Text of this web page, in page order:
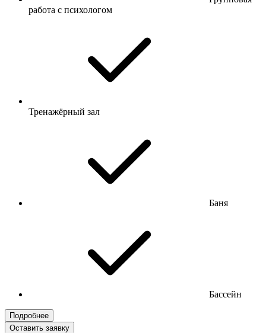
работа с психологом
Тренажёрный зал
Баня
Бассейн
Подробнее
Оставить заявку